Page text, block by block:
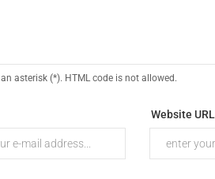
asterisk (*). HTML code is not allowed.
Website URL